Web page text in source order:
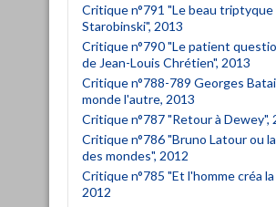
Critique n°791 "Le beau triptyque
Starobinski", 2013
Critique n°790 "Le patient
de Jean-Louis Chrétien", 2013
Critique n°788-789 Georges
monde l'autre, 2013
Critique n°787 "Retour à Dewey",
Critique n°786 "Bruno Latour ou
des mondes", 2012
Critique n°785 "Et l'homme créa la
2012